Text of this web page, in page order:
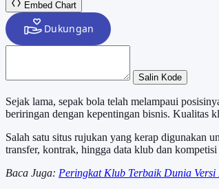
Embed Chart
Salin Kode
Sejak lama, sepak bola telah melampaui
beriringan dengan kepentingan bisnis. Kualitas
Salah satu situs rujukan yang kerap digunakan
transfer, kontrak, hingga data klub dan
Baca Juga: Peringkat Klub Terbaik Dunia